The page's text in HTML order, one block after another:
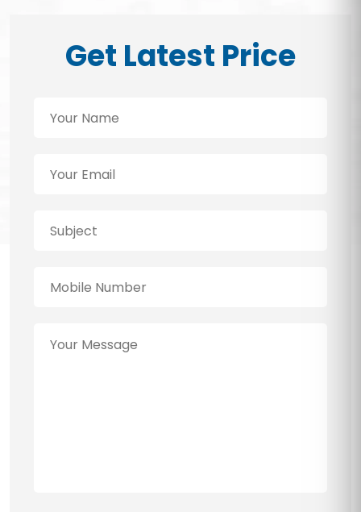
Get Latest Price